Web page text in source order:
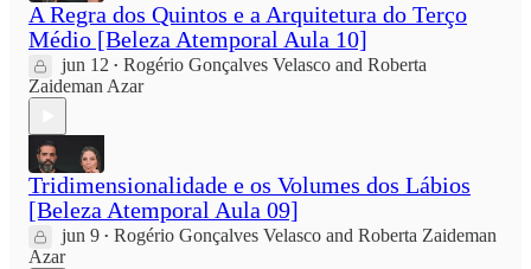
A Regra dos Quintos e a Arquitetura do Terço
Médio [Beleza Atemporal Aula 10]
jun 12 • Rogério Gonçalves Velasco and Roberta
Zaideman Azar
Tridimensionalidade e os Volumes dos Lábios
[Beleza Atemporal Aula 09]
jun 9 • Rogério Gonçalves Velasco and Roberta Zaideman
Azar